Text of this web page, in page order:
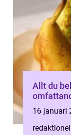
Allt du
16 januari
redaktionel